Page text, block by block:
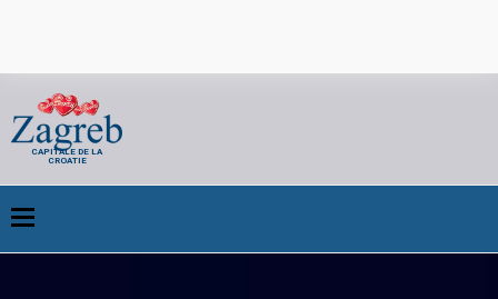
CAPITALE DE LA
CROATIE